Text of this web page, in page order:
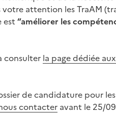
attention les TraAM
est “améliorer les
consulter la page dédiée
de candidature pour les
contacter avant le 25/